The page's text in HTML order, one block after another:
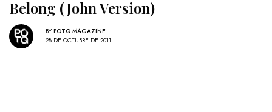
Belong (John Version)
BY POTQ MAGAZINE
28 DE OCTUBRE DE 2011